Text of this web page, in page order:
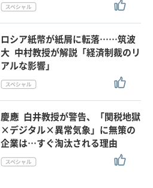
ロシア紙幣が紙屑に転落……筑波
大 中村教授が解説「経済制裁のリ
アルな影響」
慶應 白井教授が警告、「関税地獄
×デジタル×異常気象」に無策の
企業は…すぐ淘汰される理由